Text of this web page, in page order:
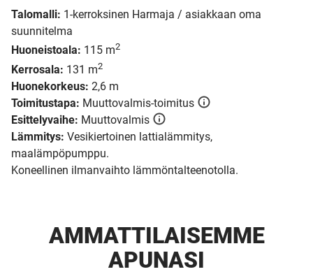
Talomalli: 1-kerroksinen Harmaja / asiakkaan oma
suunnitelma
Huoneistoala: 115 m2
Kerrosala: 131 m2
Huonekorkeus: 2,6 m
Toimitustapa: Muuttovalmis-toimitus
Esittelyvaihe: Muuttovalmis
Lämmitys: Vesikiertoinen lattialämmitys,
maalämpöpumppu.
Koneellinen ilmanvaihto lämmöntalteenotolla.
AMMATTI­LAISEMME
APUNASI